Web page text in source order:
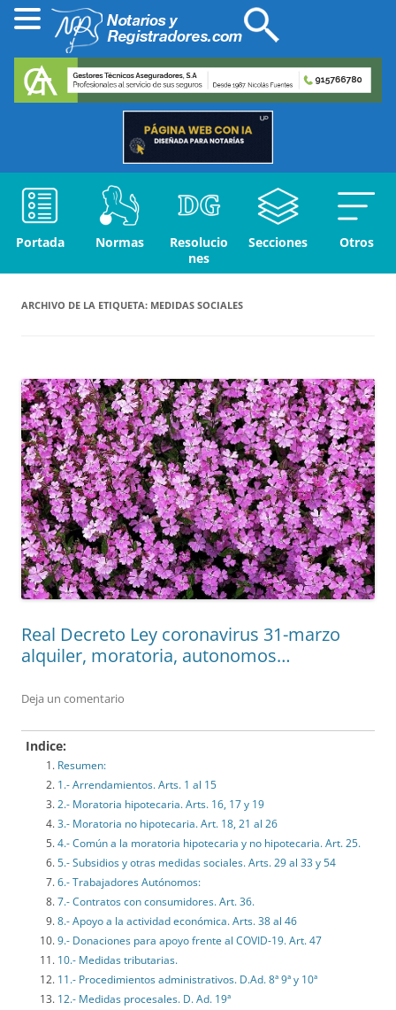
Portada Normas
Resolucio
nes
Secciones Otros
ARCHIVO DE LA ETIQUETA: MEDIDAS SOCIALES
Real Decreto Ley coronavirus 31-marzo
alquiler, moratoria, autonomos…
Deja un comentario
Indice:
Resumen:
1.- Arrendamientos. Arts. 1 al 15
2.- Moratoria hipotecaria. Arts. 16, 17 y 19
3.- Moratoria no hipotecaria. Art. 18, 21 al 26
4.- Común a la moratoria hipotecaria y no hipotecaria. Art. 25.
5.- Subsidios y otras medidas sociales. Arts. 29 al 33 y 54
6.- Trabajadores Autónomos:
7.- Contratos con consumidores. Art. 36.
8.- Apoyo a la actividad económica. Arts. 38 al 46
9.- Donaciones para apoyo frente al COVID-19. Art. 47
10.- Medidas tributarias.
11.- Procedimientos administrativos. D.Ad. 8ª 9ª y 10ª
12.- Medidas procesales. D. Ad. 19ª